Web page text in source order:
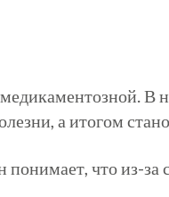
В
а итогом
что из-за